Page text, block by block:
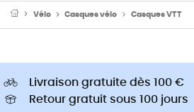
Vélo Casques vélo Casques VTT
Livraison gratuite dès 100 €
Retour gratuit sous 100 jours